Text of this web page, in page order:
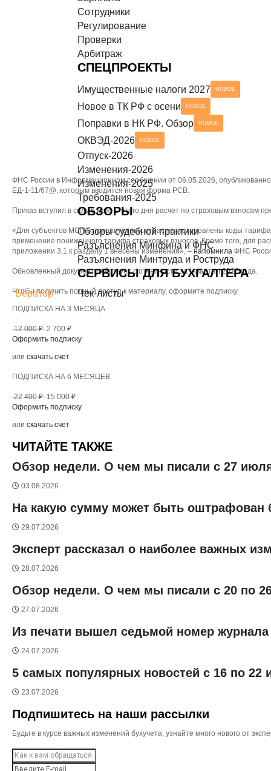
Разъяснения Минтруда и Роструда
СЕРВИСЫ ДЛЯ БУХГАЛТЕРА
Бератор
Сотрудники
Регулирование
Проверки
Арбитраж
СПЕЦПРОЕКТЫ
Имущественные налоги 2027 НОВОЕ
Новое в ТК РФ с осени НОВОЕ
Поправки в НК РФ. Обзор НОВОЕ
ОКВЭД-2026 НОВОЕ
Отпуск-2026
Изменения-2026
Изменения-2025
Требования-2025
ОБЗОРЫ
Обзоры судебной практики
Разъяснения Минфина и ФНС
Разъяснения Минтруда и Роструда
СЕРВИСЫ ДЛЯ БУХГАЛТЕРА
Чек-листы
ФНС России в Информационном сообщении от 06.05.2026,
ЕД-1-11/67@, которым вводится новая форма РСВ.
Приказ вступил в силу 6 мая. С этого дня расчет по страховым взносам
«Для субъектов МСП в приоритетных отраслях установлены коды
применение пониженного тарифа страховых взносов. Кроме того, для
приложении 3.1 к разделу 1 внесены изменения», – напомнила ФНС
Обновленный документ действует с отчетности за I квартал 2026 года.
Чтобы получить полный доступ к материалу, оформите подписку
ПОДПИСКА НА 3 МЕСЯЦА
12 000 ₽ 2 700 ₽
Оформить подписку
или скачать счет
ПОДПИСКА НА 6 МЕСЯЦЕВ
22 400 ₽ 15 000 ₽
Оформить подписку
или скачать счет
ЧИТАЙТЕ ТАКЖЕ
Обзор недели. О чем мы писали с 27 июля
03.08.2026
На какую сумму может быть оштрафован
29.07.2026
Эксперт рассказал о наиболее важных
28.07.2026
Обзор недели. О чем мы писали с 20 по
27.07.2026
Из печати вышел седьмой номер журнала
24.07.2026
5 самых популярных новостей с 16 по 22
23.07.2026
Подпишитесь на наши рассылки
Будьте в курсе важных изменений бухучета, узнайте много нового от